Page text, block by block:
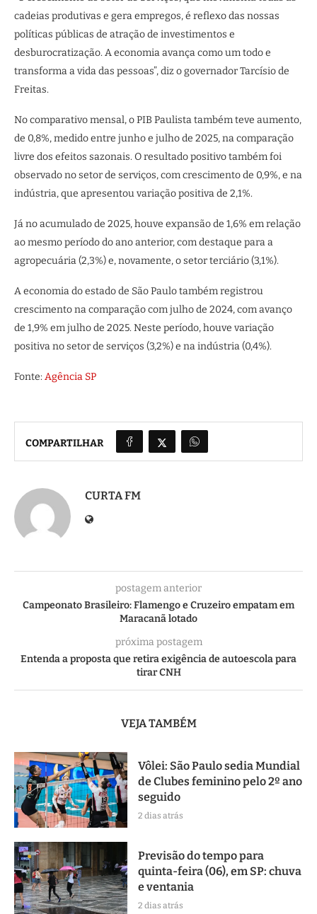
cadeias produtivas e gera empregos, é reflexo das nossas
políticas públicas de atração de investimentos e
desburocratização. A economia avança como um todo e
transforma a vida das pessoas”, diz o governador Tarcísio de
Freitas.
No comparativo mensal, o PIB Paulista também teve aumento,
de 0,8%, medido entre junho e julho de 2025, na comparação
livre dos efeitos sazonais. O resultado positivo também foi
observado no setor de serviços, com crescimento de 0,9%, e na
indústria, que apresentou variação positiva de 2,1%.
Já no acumulado de 2025, houve expansão de 1,6% em relação
ao mesmo período do ano anterior, com destaque para a
agropecuária (2,3%) e, novamente, o setor terciário (3,1%).
A economia do estado de São Paulo também registrou
crescimento na comparação com julho de 2024, com avanço
de 1,9% em julho de 2025. Neste período, houve variação
positiva no setor de serviços (3,2%) e na indústria (0,4%).
Fonte: Agência SP
COMPARTILHAR
CURTA FM
postagem anterior
Campeonato Brasileiro: Flamengo e Cruzeiro empatam em
Maracanã lotado
próxima postagem
Entenda a proposta que retira exigência de autoescola para
tirar CNH
VEJA TAMBÉM
Vôlei: São Paulo sedia Mundial
de Clubes feminino pelo 2º ano
seguido
2 dias atrás
Previsão do tempo para
quinta-feira (06), em SP: chuva
e ventania
2 dias atrás